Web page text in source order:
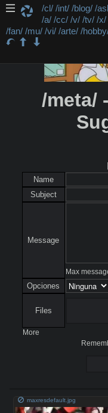
/cl/ /int/ /blog/ /
/a/ /cc/ /v/ /tv/ /x/
/fan/ /mu/ /vi/ /arte/ /
/meta/
Name
Subject
Message
Max
Opciones
Files
More
maxresdefault.jpg